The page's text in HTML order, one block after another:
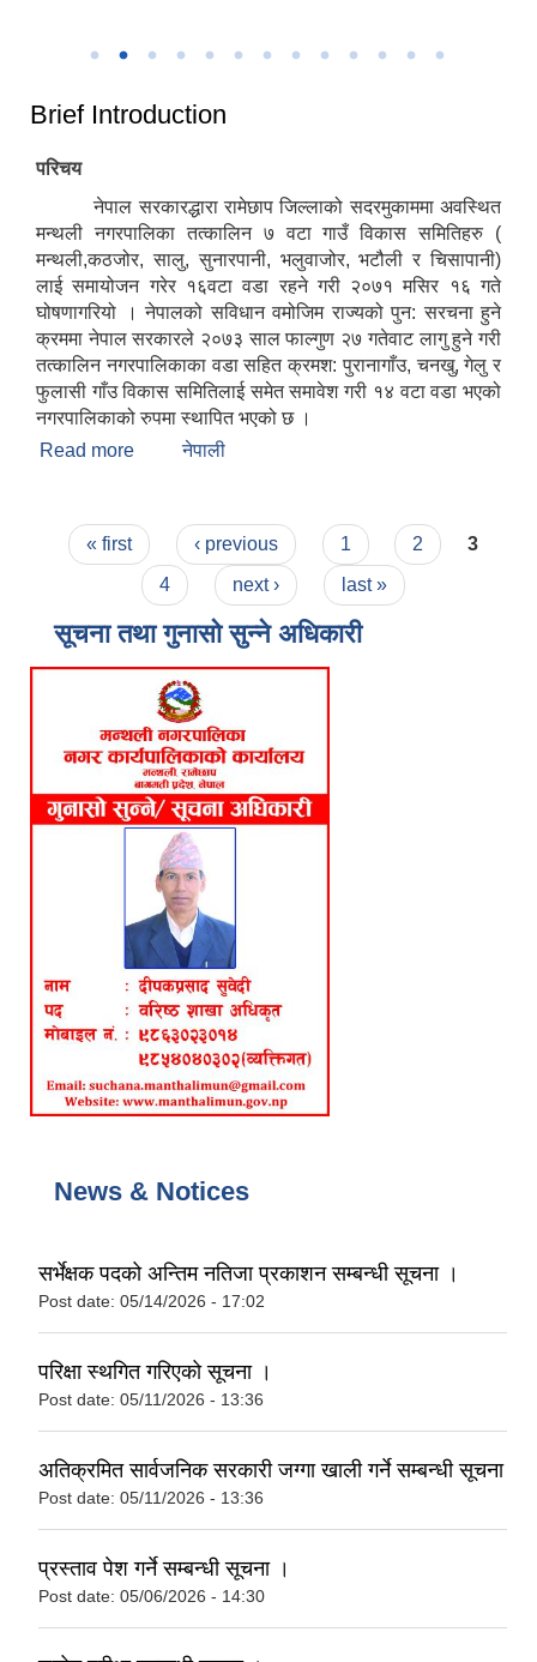
Brief Introduction
परिचय
नेपाल सरकारद्धारा रामेछाप जिल्लाको सदरमुकाममा अवस्थित
मन्थली नगरपालिका तत्कालिन ७ वटा गाउँ विकास समितिहरु (
मन्थली,कठजोर, सालु, सुनारपानी, भलुवाजोर, भटौली र चिसापानी)
लाई समायोजन गरेर १६वटा वडा रहने गरी २०७१ मसिर १६ गते
घोषणागरियो । नेपालको सविधान वमोजिम राज्यको पुन: सरचना हुने
क्रममा नेपाल सरकारले २०७३ साल फाल्गुण २७ गतेवाट लागु हुने गरी
तत्कालिन नगरपालिकाका वडा सहित क्रमश: पुरानागाँउ, चनखु, गेलु र
फुलासी गाँउ विकास समितिलाई समेत समावेश गरी १४ वटा वडा भएको
नगरपालिकाको रुपमा स्थापित भएको छ ।
Read more about Brief Introduction
नेपाली
Pages
« first ‹ previous 1 2
3
4
next › last »
सूचना तथा गुनासो सुन्ने अधिकारी
News & Notices
सर्भेक्षक पदको अन्तिम नतिजा प्रकाशन सम्बन्धी सूचना ।
Post date: 05/14/2026 - 17:02
परिक्षा स्थगित गरिएको सूचना ।
Post date: 05/11/2026 - 13:36
अतिक्रमित सार्वजनिक सरकारी जग्गा खाली गर्ने सम्बन्धी सूचना
Post date: 05/11/2026 - 13:36
प्रस्ताव पेश गर्ने सम्बन्धी सूचना ।
Post date: 05/06/2026 - 14:30